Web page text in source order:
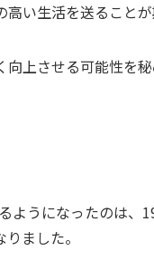
い生活を送ることが
上させる可能性を秘
ようになったのは、
ました。